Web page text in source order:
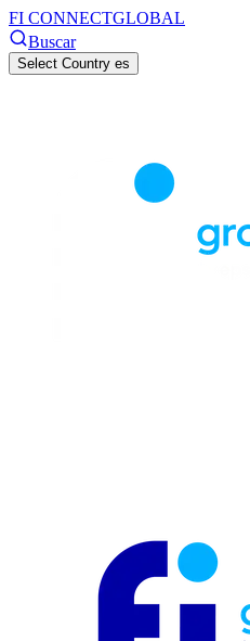
FI CONNECTGLOBAL
Buscar
Select Country es